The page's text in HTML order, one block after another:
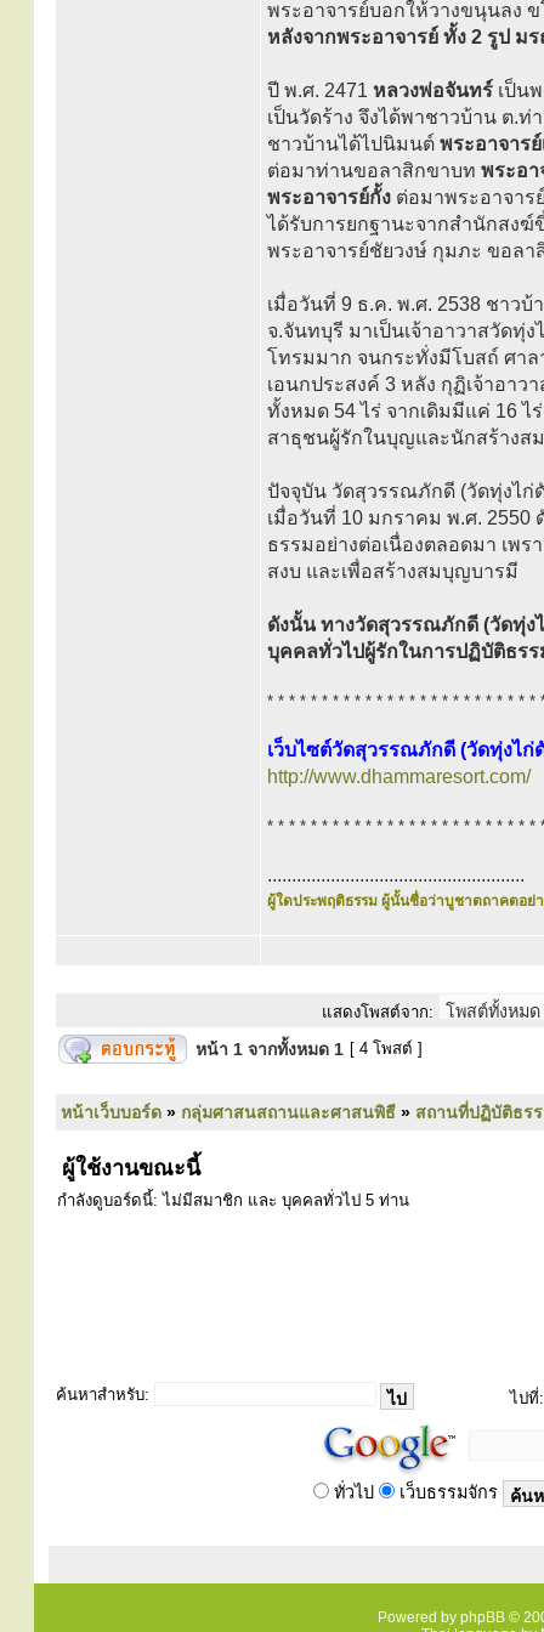
พระอาจารย์บอกให้วางขนุนลง
หลังจากพระอาจารย์ ทั้ง 2 รูป ม
ปี พ.ศ. 2471 หลวงพ่อจันทร์ เป็น
เป็นวัดร้าง จึงได้พาชาวบ้าน ต.ท่
ชาวบ้านได้ไปนิมนต์ พระอาจารย์
ต่อมาท่านขอลาสิกขาบท พระอา
พระอาจารย์กั้ง ต่อมาพระอาจาร
ได้รับการยกฐานะจากสำนักสงฆ์
พระอาจารย์ชัยวงษ์ กุมภะ ขอลา
เมื่อวันที่ 9 ธ.ค. พ.ศ. 2538 ชาว
จ.จันทบุรี มาเป็นเจ้าอาวาสวัดทุ่
โทรมมาก จนกระทั่งมีโบสถ์ ศา
เอนกประสงค์ 3 หลัง กุฏิเจ้าอาว
ทั้งหมด 54 ไร่ จากเดิมมีแค่ 16
สาธุชนผู้รักในบุญและนักสร้างส
ปัจจุบัน วัดสุวรรณภักดี (วัดทุ่งไก่
เมื่อวันที่ 10 มกราคม พ.ศ.
ธรรมอย่างต่อเนื่องตลอดมา เพ
สงบ และเพื่อสร้างสมบุญบารมี
ดังนั้น ทางวัดสุวรรณภักดี (วัดทุ่ง
บุคคลทั่วไปผู้รักในการปฏิบัติธร
* * * * * * * * * * * * * * * * * * * * * * * * *
เว็บไซต์วัดสุวรรณภักดี (วัดทุ่งไก่
http://www.dhammaresort.com/
* * * * * * * * * * * * * * * * * * * * * * * * *
.....................................................
ผู้ใดประพฤติธรรม ผู้นั้นชื่อว่าบูชาตถาคตอย่า
แสดงโพสต์จาก:
หน้า 1 จากทั้งหมด 1 [ 4 โพสต์ ]
หน้าเว็บบอร์ด » กลุ่มศาสนสถานและศาสนพิธี » สถานที่ปฏิบัติธร
ผู้ใช้งานขณะนี้
กำลังดูบอร์ดนี้: ไม่มีสมาชิก และ บุคคลทั่วไป 5 ท่าน
ค้นหาสำหรับ: ไปที่:
ทั่วไป เว็บธรรมจักร
Powered by phpBB ©